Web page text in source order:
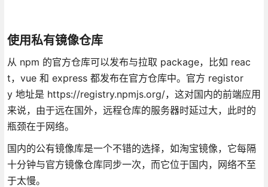
使用私有镜像仓库
从 npm 的官方仓库可以发布与拉取 package，比如 reac
t，vue 和 express 都发布在官方仓库中。官方 registor
y 地址是 https://registry.npmjs.org/，这对国内的前端应用
来说，由于远在国外，远程仓库的服务器时延过大，此时的
瓶颈在于网络。
国内的公有镜像库是一个不错的选择，如淘宝镜像，它每隔
十分钟与官方镜像仓库同步一次，而它位于国内，网络不至
于太慢。